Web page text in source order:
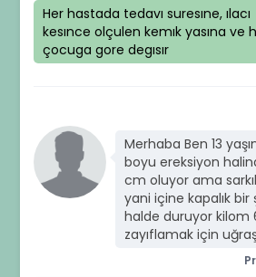
Her hastada tedavı suresıne, ılacı
kesınce olçulen kemık yasına ve
çocuga gore degısır
Merhaba Ben 13
boyu ereksiyon
cm oluyor ama
yani içine kapalık
halde duruyor kilom
zayıflamak için